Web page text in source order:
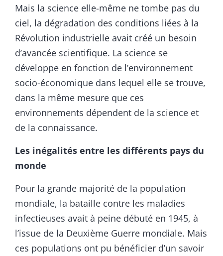
Mais la science elle-même ne tombe pas du
ciel, la dégradation des conditions liées à la
Révolution industrielle avait créé un besoin
d’avancée scientifique. La science se
développe en fonction de l’environnement
socio-économique dans lequel elle se trouve,
dans la même mesure que ces
environnements dépendent de la science et
de la connaissance.
Les inégalités entre les différents pays du
monde
Pour la grande majorité de la population
mondiale, la bataille contre les maladies
infectieuses avait à peine débuté en 1945, à
l’issue de la Deuxième Guerre mondiale. Mais
ces populations ont pu bénéficier d’un savoir